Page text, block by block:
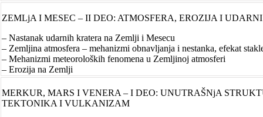
ZEMLjA I MESEC – II DEO: ATMOSFERA, EROZIJA I
– Nastanak udarnih kratera na Zemlji i Mesecu
– Zemljina atmosfera – mehanizmi obnavljanja i nestanka, efekat
– Mehanizmi meteoroloških fenomena u Zemljinoj atmosferi
– Erozija na Zemlji
MERKUR, MARS I VENERA – I DEO: UNUTRAŠNjA
TEKTONIKA I VULKANIZAM